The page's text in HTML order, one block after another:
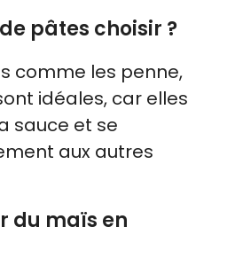
pâtes choisir ?
comme les penne,
idéales, car elles
sauce et se
aux autres
du maïs en